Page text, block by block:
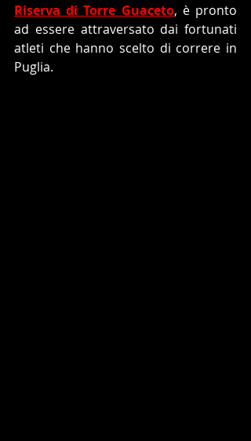
Riserva di Torre Guaceto, è pronto
ad essere attraversato dai fortunati
atleti che hanno scelto di correre in
Puglia.